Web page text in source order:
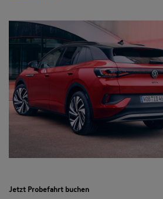
Jetzt Probefahrt buchen